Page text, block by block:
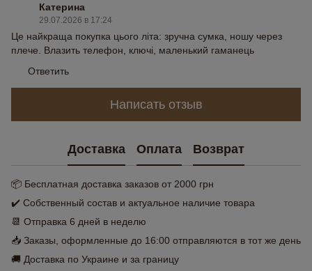
Катерина
29.07.2026 в 17:24
Це найкраща покупка цього літа: зручна сумка, ношу через
плече. Влазить телефон, ключі, маленький гаманець
Ответить
Написать отзыв
Доставка Оплата Возврат
📦 Бесплатная доставка заказов от 2000 грн
✔️ Собственный состав и актуальное наличие товара
📆 Отправка 6 дней в неделю
📥 Заказы, оформленные до 16:00 отправляются в тот же день
🚚 Доставка по Украине и за границу